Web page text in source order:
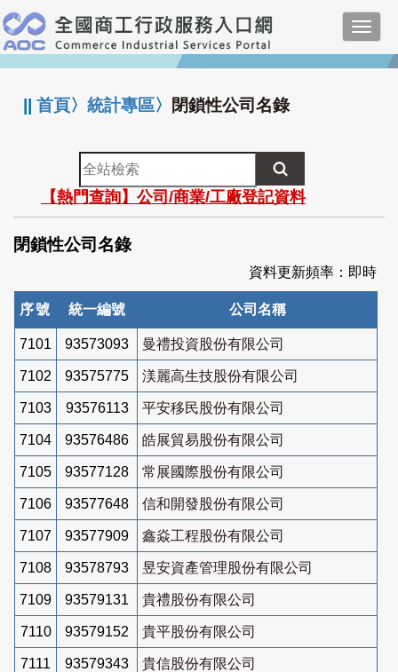
跳
到
主
要
:::
||首頁〉統計專區〉 閉鎖性公司名錄
全
站
檢
索
【熱門查詢】公司/商業/工廠登記資料
閉鎖性公司名錄
資料更新頻率：即時
序號 統一編號 公司名稱
7101 93573093 曼禮投資股份有限公司
7102 93575775 渼麗高生技股份有限公司
7103 93576113 平安移民股份有限公司
7104 93576486 皓展貿易股份有限公司
7105 93577128 常展國際股份有限公司
7106 93577648 信和開發股份有限公司
7107 93577909 鑫焱工程股份有限公司
7108 93578793 昱安資產管理股份有限公司
7109 93579131 貴禮股份有限公司
7110 93579152 貴平股份有限公司
7111 93579343 貴信股份有限公司